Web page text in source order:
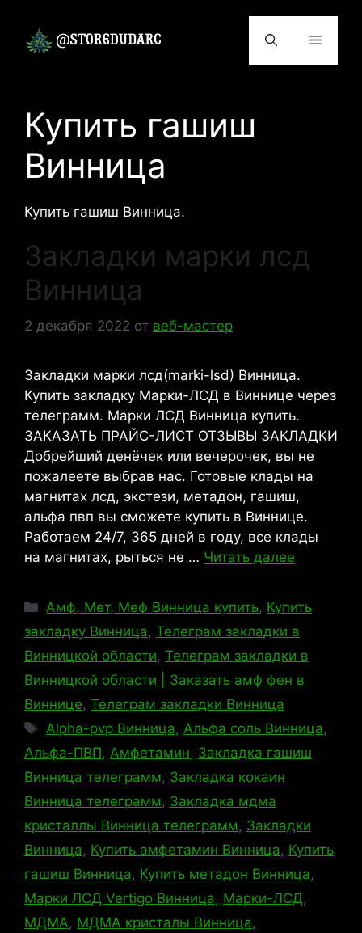
содержимому
Меню
Купить гашиш
Винница
Купить гашиш Винница.
Закладки марки лсд
Винница
2 декабря 2022 от веб-мастер
Закладки марки лсд(marki-lsd) Винница.
Купить закладку Марки-ЛСД в Виннице через
телеграмм. Марки ЛСД Винница купить.
ЗАКАЗАТЬ ПРАЙС-ЛИСТ ОТЗЫВЫ ЗАКЛАДКИ
Добрейший денёчек или вечерочек, вы не
пожалеете выбрав нас. Готовые клады на
магнитах лсд, экстези, метадон, гашиш,
альфа пвп вы сможете купить в Виннице.
Работаем 24/7, 365 дней в году, все клады
на магнитах, рыться не … Читать далее
Рубрики
Амф, Мет, Меф Винница купить, Купить
закладку Винница, Телеграм закладки в
Винницкой области, Телеграм закладки в
Винницкой области | Заказать амф фен в
Виннице, Телеграм закладки Винница
Метки
Alpha-pvp Винница, Альфа соль Винница,
Альфа-ПВП, Амфетамин, Закладка гашиш
Винница телеграмм, Закладка кокаин
Винница телеграмм, Закладка мдма
кристаллы Винница телеграмм, Закладки
Винница, Купить амфетамин Винница, Купить
гашиш Винница, Купить метадон Винница,
Марки ЛСД Vertigo Винница, Марки-ЛСД,
МДМА, МДМА кристалы Винница,